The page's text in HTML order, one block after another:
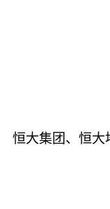
恒大集团、恒大